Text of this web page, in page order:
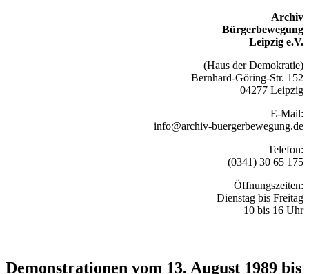
Archiv
Bürgerbewegung
Leipzig e.V.
(Haus der Demokratie)
Bernhard-Göring-Str. 152
04277 Leipzig
E-Mail:
info@archiv-buergerbewegung.de
Telefon:
(0341) 30 65 175
Öffnungszeiten:
Dienstag bis Freitag
10 bis 16 Uhr
Demonstrationen vom 13. August 1989 bis